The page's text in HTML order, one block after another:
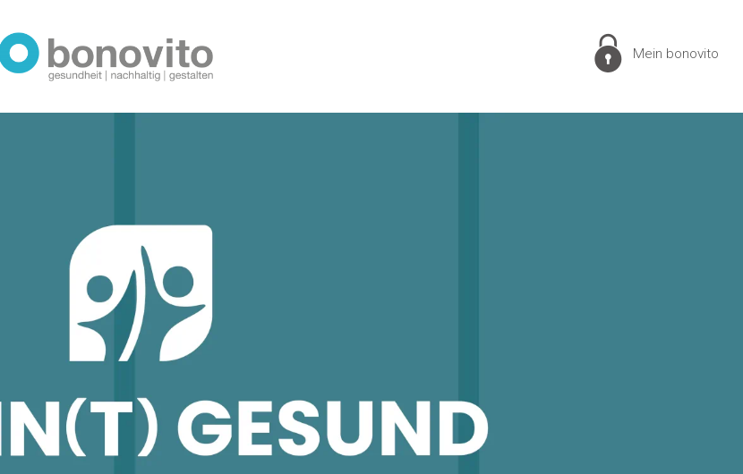
Mein bonovito